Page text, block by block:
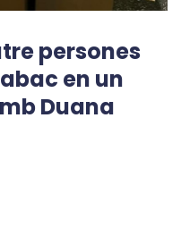
persones
en un
Duana